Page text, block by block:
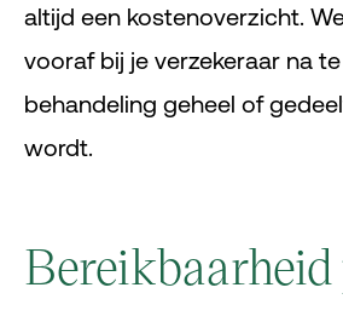
altijd een kostenoverzicht.
vooraf bij je verzekeraar na
behandeling geheel of
wordt.